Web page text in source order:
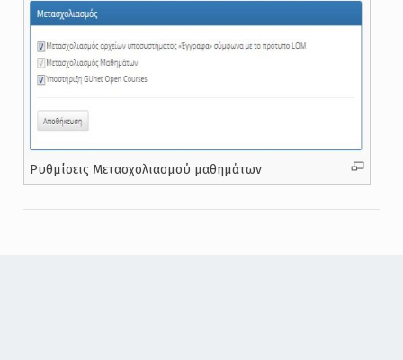
Ρυθμίσεις Μετασχολιασμού μαθημάτων